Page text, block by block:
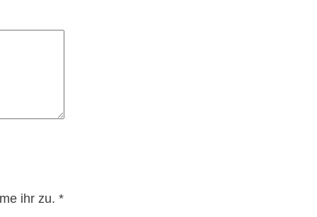
ihr zu. *